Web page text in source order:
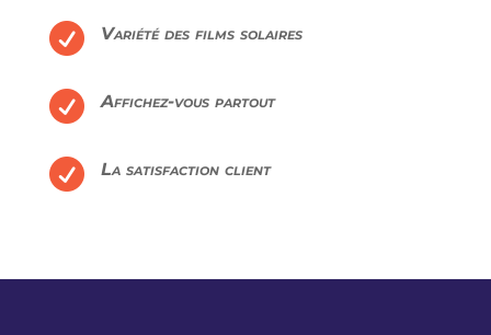
 Variété des films solaires
 Affichez-vous partout
 La satisfaction client